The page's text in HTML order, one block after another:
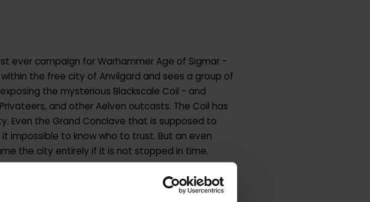
ever campaign for Warhammer Age of Sigmar -
the free city of Anvilgard and sees a group of
the mysterious Blackscale Coil - and
and other Aelven outcasts. The Coil has
Even the Grand Conclave that is supposed to
impossible to know who to trust. But an even
the city entirely if it is not stopped in time.